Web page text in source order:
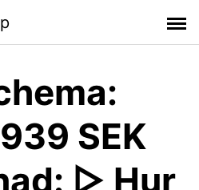
SEK
▷ Hur